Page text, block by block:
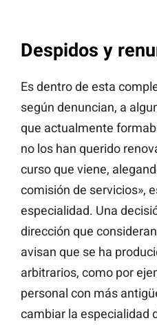
Despidos y
Es dentro de esta
según denuncian, a
que actualmente
no los han querido
curso que viene,
comisión de servicios»,
especialidad. Una
dirección que
avisan que se ha
arbitrarios, como por
personal con más
cambiar la especialidad